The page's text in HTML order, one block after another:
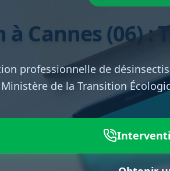
Cannes (06)
professionnelle de
Ministère de la Transition